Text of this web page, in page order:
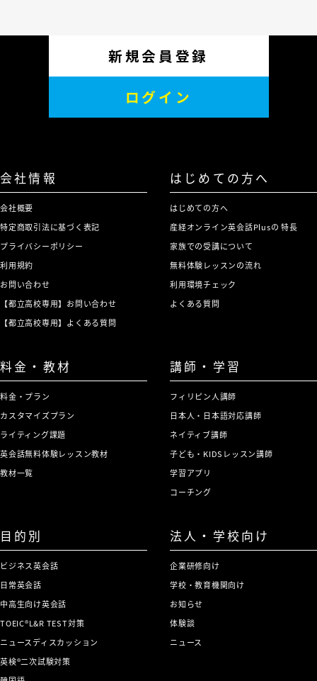
新規会員登録
ログイン
会社情報
会社概要
特定商取引法に基づく表記
プライバシーポリシー
利用規約
お問い合わせ
【都立高校専用】お問い合わせ
【都立高校専用】よくある質問
はじめての方へ
はじめての方へ
産経オンライン英会話Plusの 特長
家族での受講について
無料体験レッスンの流れ
利用環境チェック
よくある質問
料金・教材
料金・プラン
カスタマイズプラン
ライティング課題
英会話無料体験レッスン教材
教材一覧
講師・学習
フィリピン人講師
日本人・日本語対応講師
ネイティブ講師
子ども・KIDSレッスン講師
学習アプリ
コーチング
目的別
ビジネス英会話
日常英会話
中高生向け英会話
TOEIC®L&R TEST対策
ニュースディスカッション
英検®二次試験対策
法人・学校向け
企業研修向け
学校・教育機関向け
お知らせ
体験談
ニュース